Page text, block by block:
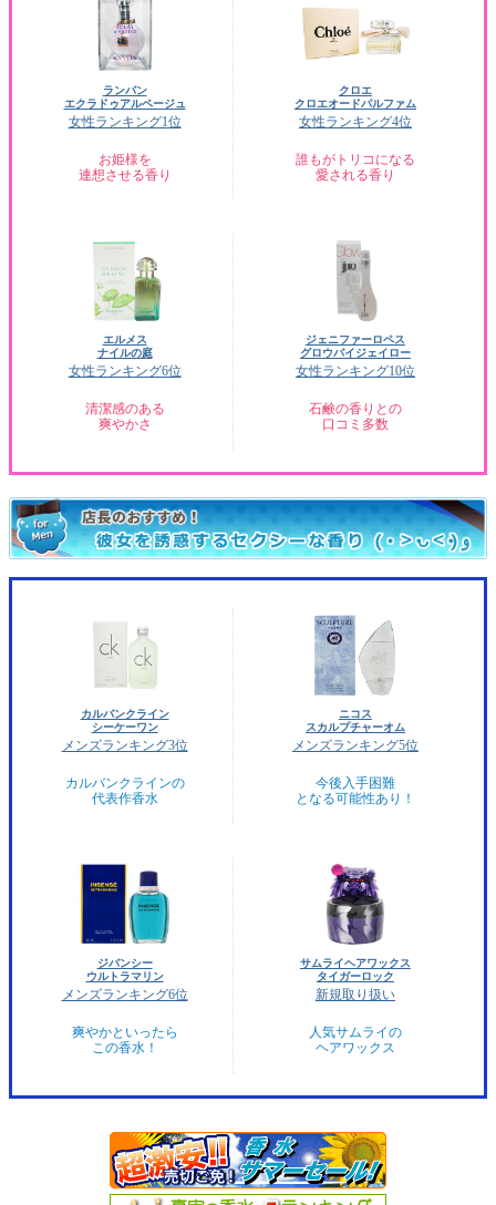
ランバン
エクラドゥアルページュ
女性ランキング1位
お姫様を
連想させる香り
クロエ
クロエオードパルファム
女性ランキング4位
誰もがトリコになる
愛される香り
エルメス
ナイルの庭
女性ランキング6位
清潔感のある
爽やかさ
ジェニファーロペス
グロウバイジェイロー
女性ランキング10位
石鹸の香りとの
口コミ多数
カルバンクライン
シーケーワン
メンズランキング3位
カルバンクラインの
代表作香水
ニコス
スカルプチャーオム
メンズランキング5位
今後入手困難
となる可能性あり！
ジバンシー
ウルトラマリン
メンズランキング6位
爽やかといったら
この香水！
サムライヘアワックス
タイガーロック
新規取り扱い
人気サムライの
ヘアワックス